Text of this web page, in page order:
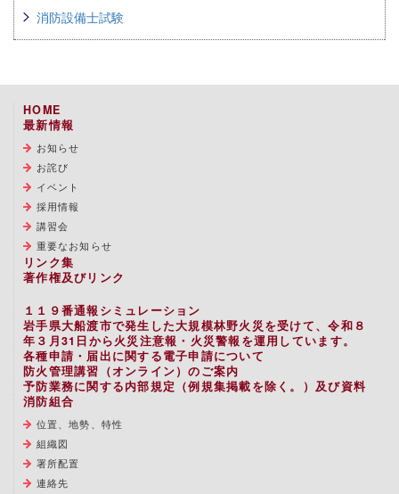
消防設備士試験
HOME
最新情報
お知らせ
お詫び
イベント
採用情報
講習会
重要なお知らせ
リンク集
著作権及びリンク
１１９番通報シミュレーション
岩手県大船渡市で発生した大規模林野火災を受けて、令和８
年３月31日から火災注意報・火災警報を運用しています。
各種申請・届出に関する電子申請について
防火管理講習（オンライン）のご案内
予防業務に関する内部規定（例規集掲載を除く。）及び資料
消防組合
位置、地勢、特性
組織図
署所配置
連絡先